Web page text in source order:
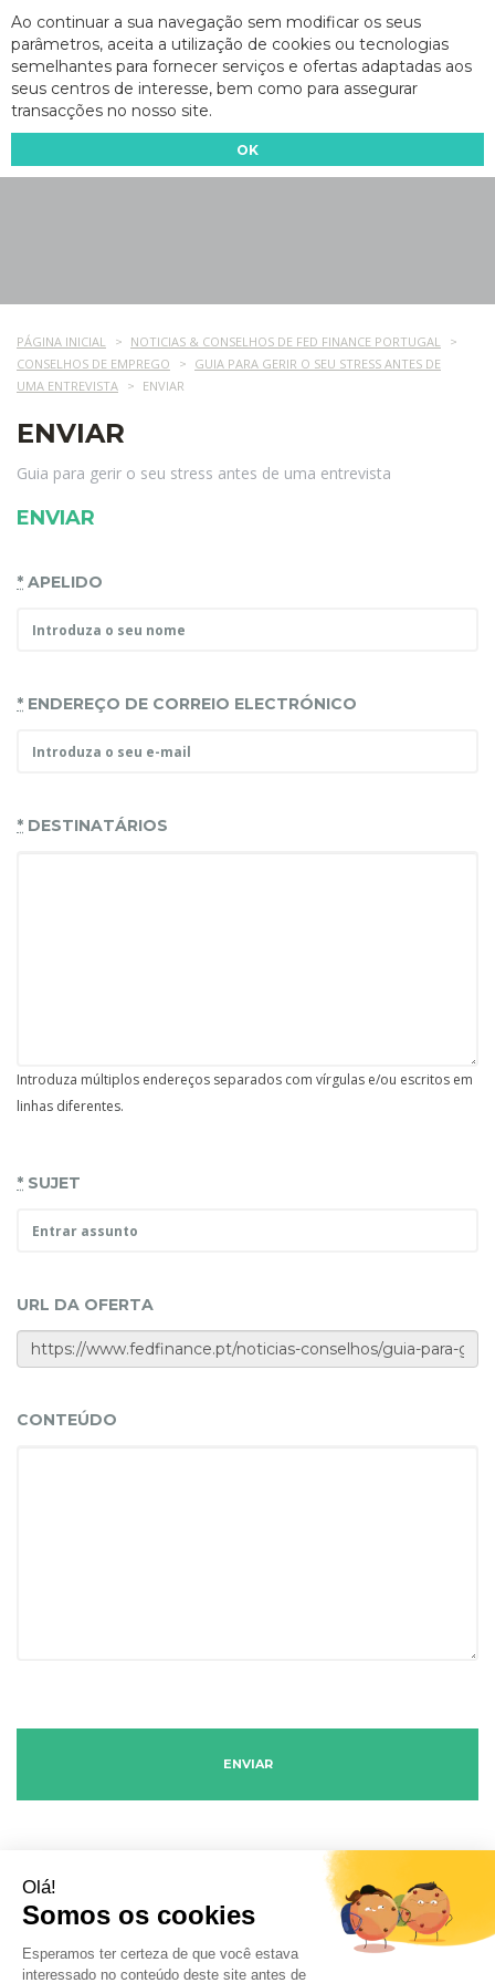
Ao continuar a sua navegação sem modificar os seus
parâmetros, aceita a utilização de cookies ou tecnologias
semelhantes para fornecer serviços e ofertas adaptadas aos
seus centros de interesse, bem como para assegurar
transacções no nosso site.
OK
PÁGINA INICIAL
NOTICIAS & CONSELHOS DE FED FINANCE PORTUGAL
CONSELHOS DE EMPREGO
GUIA PARA GERIR O SEU STRESS ANTES DE
UMA ENTREVISTA
ENVIAR
ENVIAR
Guia para gerir o seu stress antes de uma entrevista
ENVIAR
* APELIDO
* ENDEREÇO DE CORREIO ELECTRÓNICO
* DESTINATÁRIOS
Introduza múltiplos endereços separados com vírgulas e/ou escritos em
linhas diferentes.
* SUJET
URL DA OFERTA
CONTEÚDO